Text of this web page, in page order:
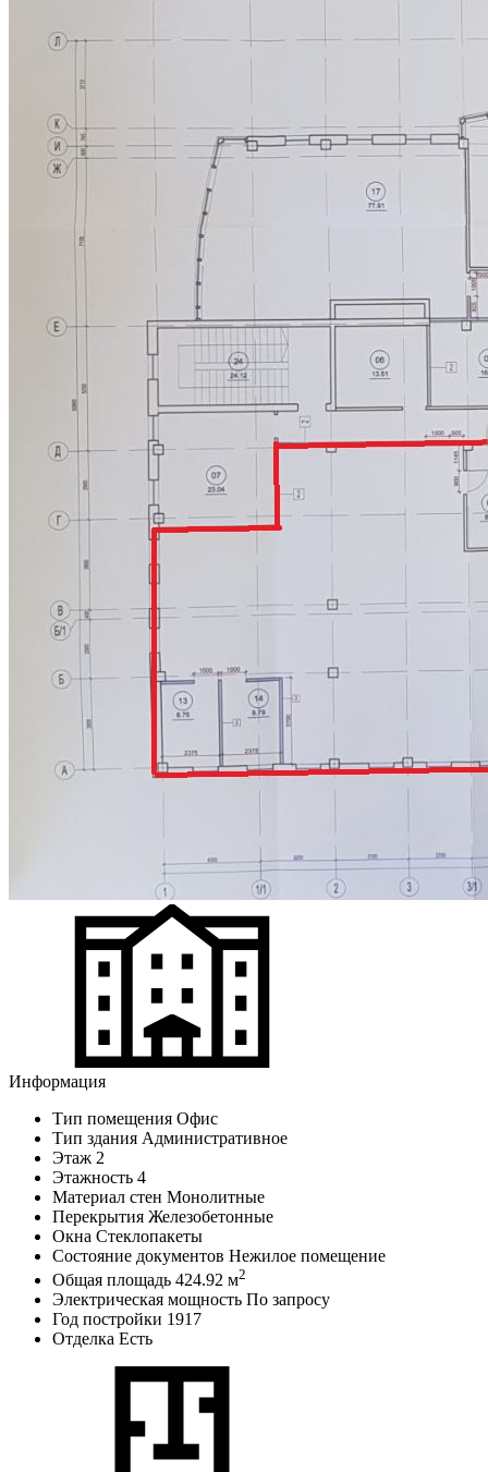
Информация
Тип помещения Офис
Тип здания Административное
Этаж 2
Этажность 4
Материал стен Монолитные
Перекрытия Железобетонные
Окна Стеклопакеты
Состояние документов Нежилое помещение
Общая площадь 424.92 м2
Электрическая мощность По запросу
Год постройки 1917
Отделка Есть